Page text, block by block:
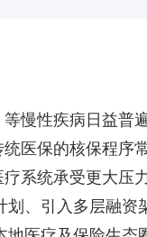
慢性疾病日益普
统医保的核保程
系统承受更大压
、引入多层融资